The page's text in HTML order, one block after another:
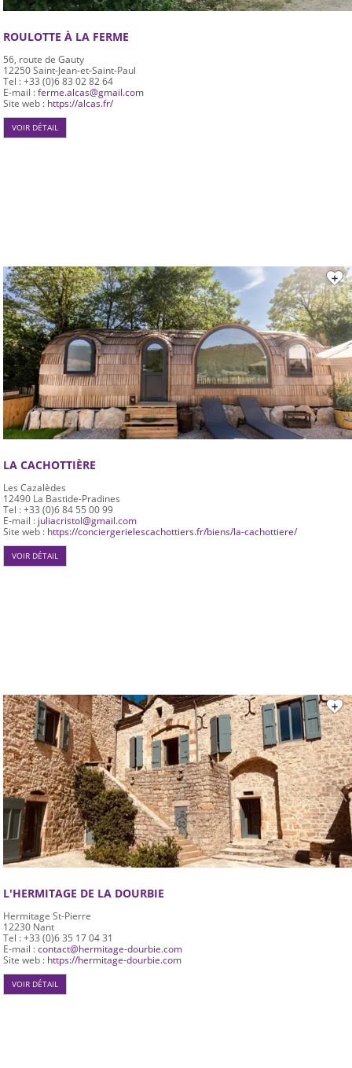
ROULOTTE À LA FERME
56, route de Gauty
12250 Saint-Jean-et-Saint-Paul
Tel : +33 (0)6 83 02 82 64
E-mail :ferme.alcas@gmail.com
Site web : https://alcas.fr/
VOIR DÉTAIL
LA CACHOTTIÈRE
Les Cazalèdes
12490 La Bastide-Pradines
Tel : +33 (0)6 84 55 00 99
E-mail : juliacristol@gmail.com
Site web : https://conciergerielescachottiers.fr/biens/la-cachottiere/
VOIR DÉTAIL
L'HERMITAGE DE LA DOURBIE
Hermitage St-Pierre
12230 Nant
Tel : +33 (0)6 35 17 04 31
E-mail :contact@hermitage-dourbie.com
Site web : https://hermitage-dourbie.com
VOIR DÉTAIL